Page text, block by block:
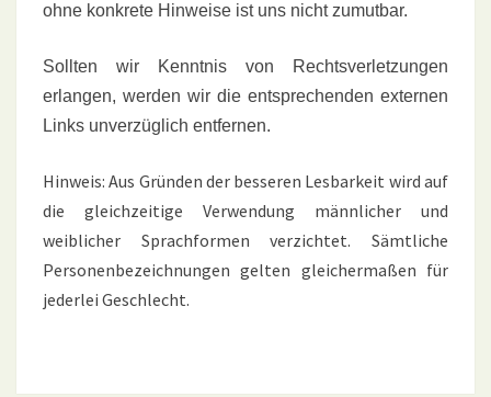
ohne konkrete Hinweise ist uns nicht zumutbar.
Sollten wir Kenntnis von Rechtsverletzungen
erlangen, werden wir die entsprechenden externen
Links unverzüglich entfernen.
Hinweis: Aus Gründen der besseren Lesbarkeit wird auf
die gleichzeitige Verwendung männlicher und
weiblicher Sprachformen verzichtet. Sämtliche
Personenbezeichnungen gelten gleichermaßen für
jederlei Geschlecht.